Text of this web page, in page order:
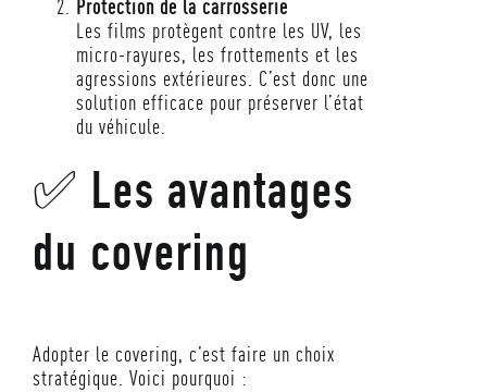
Protection de la carrosserie
Les films protègent contre les UV, les
micro-rayures, les frottements et les
agressions extérieures. C’est donc une
solution efficace pour préserver l’état
du véhicule.
✅ Les avantages
du covering
Adopter le covering, c’est faire un choix
stratégique. Voici pourquoi :